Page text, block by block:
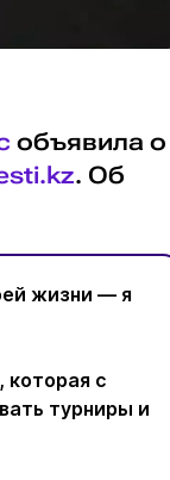
объявила о
. Об
жизни — я
которая с
турниры и